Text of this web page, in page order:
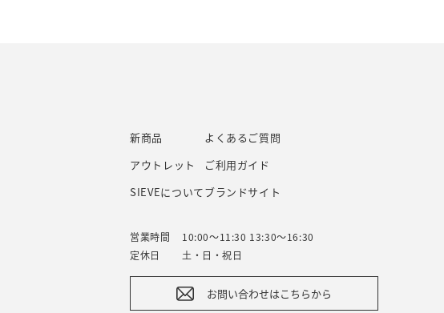
新商品
アウトレット
SIEVEについて
よくあるご質問
ご利用ガイド
ブランドサイト
営業時間
10:00～11:30 13:30～16:30
定休日
土・日・祝日
お問い合わせはこちらから